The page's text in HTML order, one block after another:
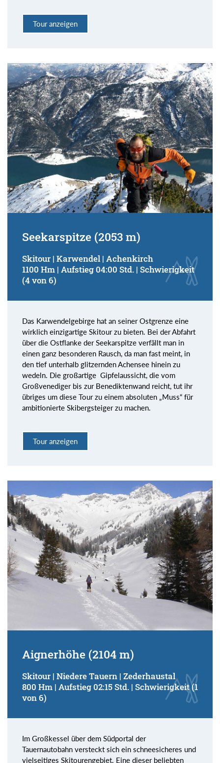
Tour anzeigen
Seekarspitze (2053 m)
Skitour | Karwendel | Achenkirch
1100 Hm | Aufstieg 04:00 Std. | Schwierigkeit
(4 von 6)
Das Karwendelgebirge hat an seiner Ostgrenze eine
wirklich einzigartige Skitour zu bieten. Bei der Abfahrt
über die Ostflanke der Seekarspitze verfällt man in
einen ganz besonderen Rausch, da man fast meint, in
den tief unterhalb glitzernden Achensee hinein zu
wedeln. Die großartige Gipfelaussicht, die vom
Großvenediger bis zur Benediktenwand reicht, tut ihr
übriges um diese Tour zu einem absoluten „Muss“ für
ambitionierte Skibergsteiger zu machen.
Tour anzeigen
Aignerhöhe (2104 m)
Skitour | Niedere Tauern | Zederhaustal
800 Hm | Aufstieg 02:15 Std. | Schwierigkeit (1
von 6)
Im Großkessel über dem Südportal der
Tauernautobahn versteckt sich ein schneesicheres und
vielseitiges Skitourengebiet. Eine dieser beliebten